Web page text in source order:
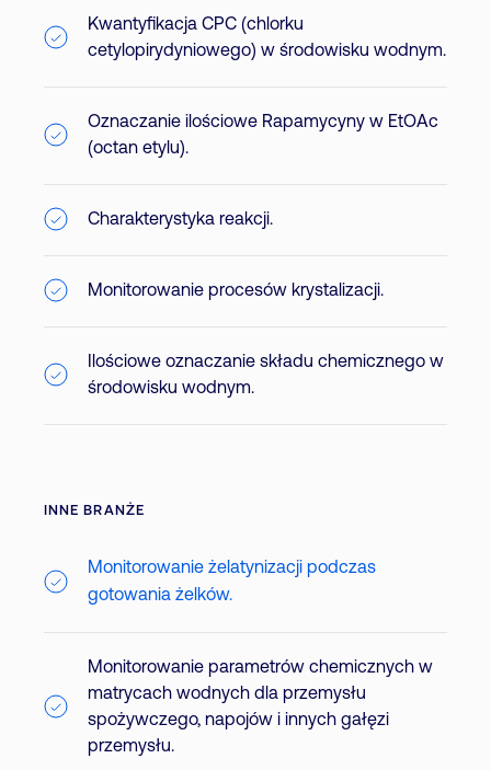
Kwantyfikacja CPC (chlorku
cetylopirydyniowego) w środowisku wodnym.
Oznaczanie ilościowe Rapamycyny w EtOAc
(octan etylu).
Charakterystyka reakcji.
Monitorowanie procesów krystalizacji.
Ilościowe oznaczanie składu chemicznego w
środowisku wodnym.
INNE BRANŻE
Monitorowanie żelatynizacji podczas
gotowania żelków.
Monitorowanie parametrów chemicznych w
matrycach wodnych dla przemysłu
spożywczego, napojów i innych gałęzi
przemysłu.